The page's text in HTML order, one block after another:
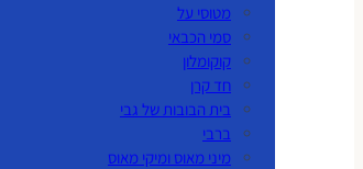
מטוסי על
סמי הכבאי
קוקומלון
חד קרן
בית הבובות של גבי
ברבי
מיני מאוס ומיקי מאוס